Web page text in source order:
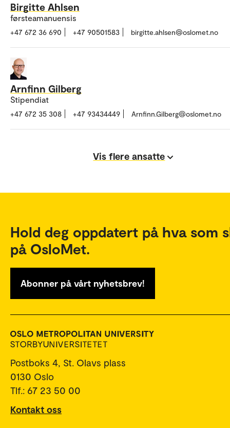
Birgitte Ahlsen
førsteamanuensis
+47 672 36 690 +47 90501583 birgitte.ahlsen@oslomet.no
Arnfinn Gilberg
Stipendiat
+47 672 35 308 +47 93434449 Arnfinn.Gilberg@oslomet.no
Vis flere ansatte
Hold deg oppdatert på hva som
på OsloMet.
Abonner på vårt nyhetsbrev!
Postboks 4, St. Olavs plass
0130 Oslo
Tlf.: 67 23 50 00
Kontakt oss